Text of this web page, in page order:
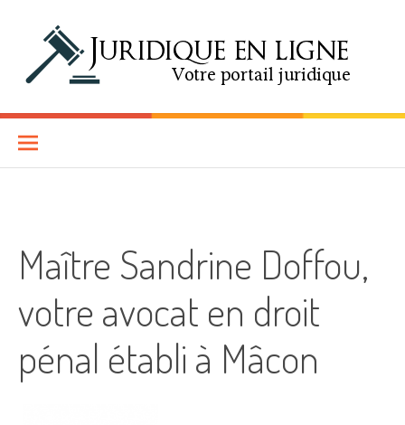
Juridique en Ligne
Maître Sandrine Doffou,
votre avocat en droit
pénal établi à Mâcon